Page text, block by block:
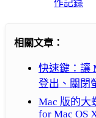
作記錄
相關文章：
快速鍵：讓
登出、關閉
Mac 版的大
for Mac OS